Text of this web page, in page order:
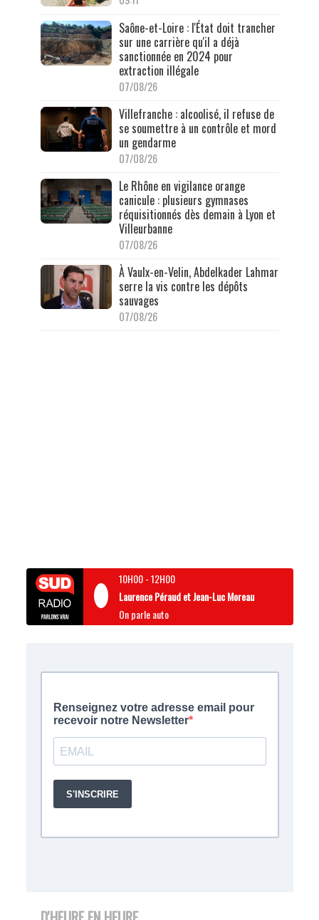
Saône-et-Loire : l'État doit trancher
sur une carrière qu'il a déjà
sanctionnée en 2024 pour
extraction illégale
07/08/26
Villefranche : alcoolisé, il refuse de
se soumettre à un contrôle et mord
un gendarme
07/08/26
Le Rhône en vigilance orange
canicule : plusieurs gymnases
réquisitionnés dès demain à Lyon et
Villeurbanne
07/08/26
À Vaulx-en-Velin, Abdelkader Lahmar
serre la vis contre les dépôts
sauvages
07/08/26
10H00-12H00
Laurence Péraud et Jean-Luc Moreau
On parle auto